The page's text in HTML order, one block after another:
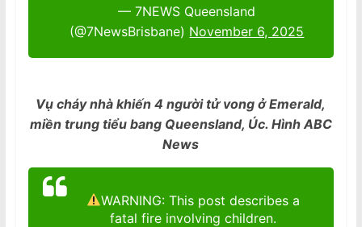
— 7NEWS Queensland
(@7NewsBrisbane) November 6, 2025
Vụ cháy nhà khiến 4 người tử vong ở Emerald,
miền trung tiểu bang Queensland, Úc. Hình ABC
News
WARNING: This post describes a
fatal fire involving children.